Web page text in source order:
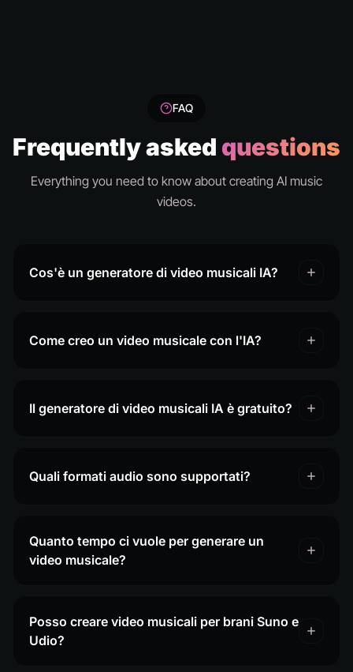
FAQ
Frequently asked questions
Everything you need to know about creating AI music
videos.
Cos'è un generatore di video musicali IA?
Come creo un video musicale con l'IA?
Il generatore di video musicali IA è gratuito?
Quali formati audio sono supportati?
Quanto tempo ci vuole per generare un
video musicale?
Posso creare video musicali per brani Suno e
Udio?